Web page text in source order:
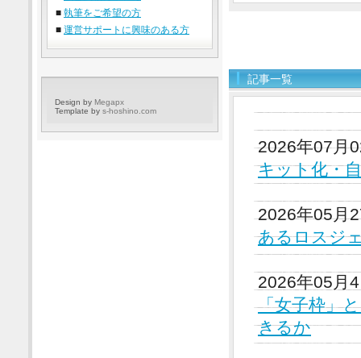
記事一覧
2026年07月
キット化・
2026年05月
あるロスジ
2026年05月
「女子枠」
きるか
■ 執筆をご希望の方
■ 運営サポートに興味のある方
Design by Megapx
Template by s-hoshino.com